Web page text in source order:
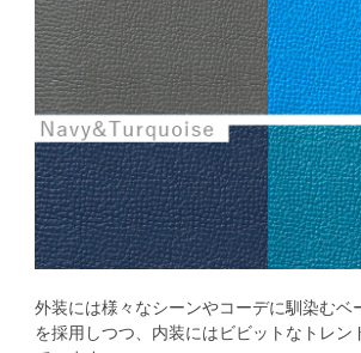
外装には様々なシーンやコーデに馴染むベ
を採用しつつ、内装にはビビットなトレン